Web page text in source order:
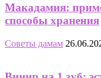
Макадамия:
способы хранения
Советы дамам